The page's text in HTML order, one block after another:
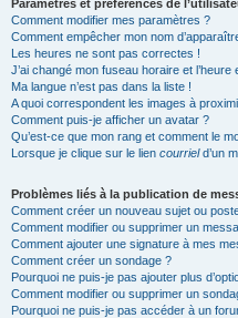
Paramètres et préférences de
Comment modifier mes paramètres ?
Comment empêcher mon nom
Les heures ne sont pas correctes !
J’ai changé mon fuseau horaire et
Ma langue n’est pas dans la liste !
A quoi correspondent les images à
Comment puis-je afficher un avatar ?
Qu’est-ce que mon rang et comment le
Lorsque je clique sur le lien courrield’un
Problèmes liés à la publication de
Comment créer un nouveau sujet ou
Comment modifier ou supprimer un
Comment ajouter une signature à mes
Comment créer un sondage ?
Pourquoi ne puis-je pas ajouter plus
Comment modifier ou supprimer un
Pourquoi ne puis-je pas accéder à un